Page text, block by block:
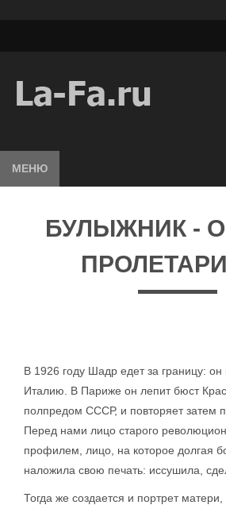
МЕНЮ
БУЛЫЖНИК -
В 1926 году Шадр едет за границу:
Италию. В Париже он лепит бюст
полпредом СССР, и повторяет затем
Перед нами лицо старого
профилем, лицо, на которое долгая
наложила свою печать: иссушила,
Тогда же создается и портрет